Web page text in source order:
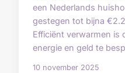
een Nederlands
gestegen tot bijna
Efficiënt verwarmen is
energie en geld te
10 november 2025